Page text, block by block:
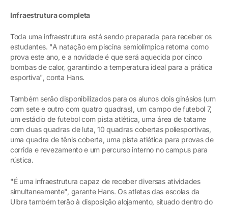
Infraestrutura completa
Toda uma infraestrutura está sendo preparada para receber os
estudantes. "A natação em piscina semiolímpica retorna como
prova este ano, e a novidade é que será aquecida por cinco
bombas de calor, garantindo a temperatura ideal para a prática
esportiva", conta Hans.
Também serão disponibilizados para os alunos dois ginásios (um
com sete e outro com quatro quadras), um campo de futebol 7,
um estádio de futebol com pista atlética, uma área de tatame
com duas quadras de luta, 10 quadras cobertas poliesportivas,
uma quadra de tênis coberta, uma pista atlética para provas de
corrida e revezamento e um percurso interno no campus para
rústica.
"É uma infraestrutura capaz de receber diversas atividades
simultaneamente", garante Hans. Os atletas das escolas da
Ulbra também terão à disposição alojamento, situado dentro do